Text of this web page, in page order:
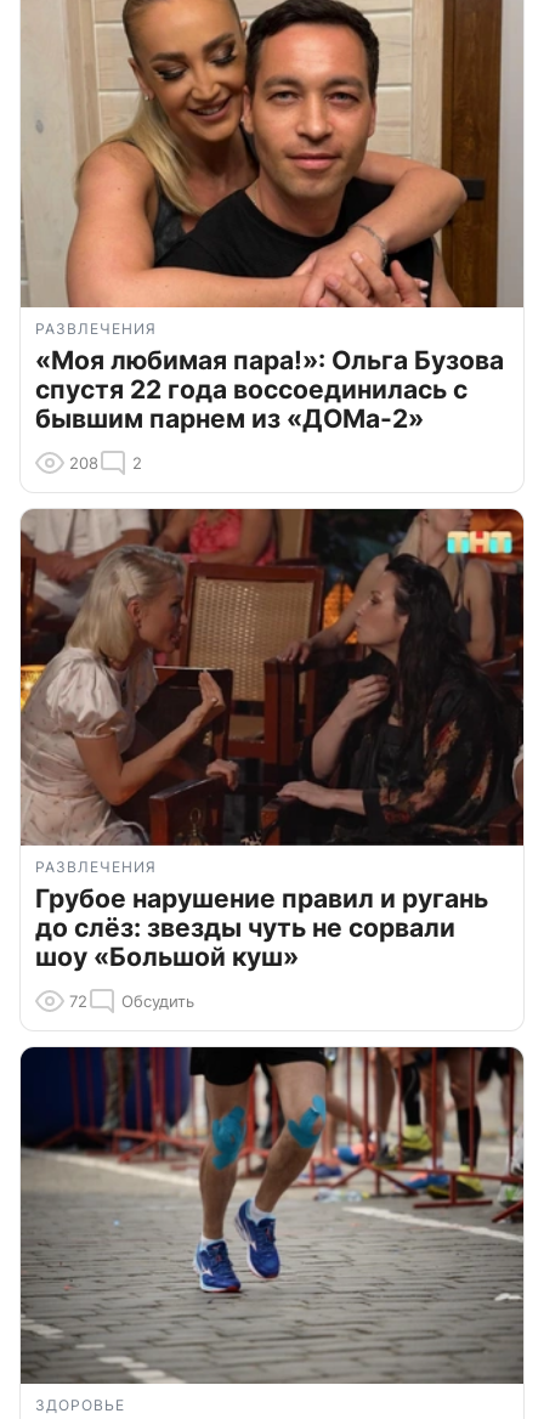
РАЗВЛЕЧЕНИЯ
«Моя любимая пара!»: Ольга Бузова
спустя 22 года воссоединилась с
бывшим парнем из «ДОМа-2»
208 2
РАЗВЛЕЧЕНИЯ
Грубое нарушение правил и ругань
до слёз: звезды чуть не сорвали
шоу «Большой куш»
72 Обсудить
ЗДОРОВЬЕ